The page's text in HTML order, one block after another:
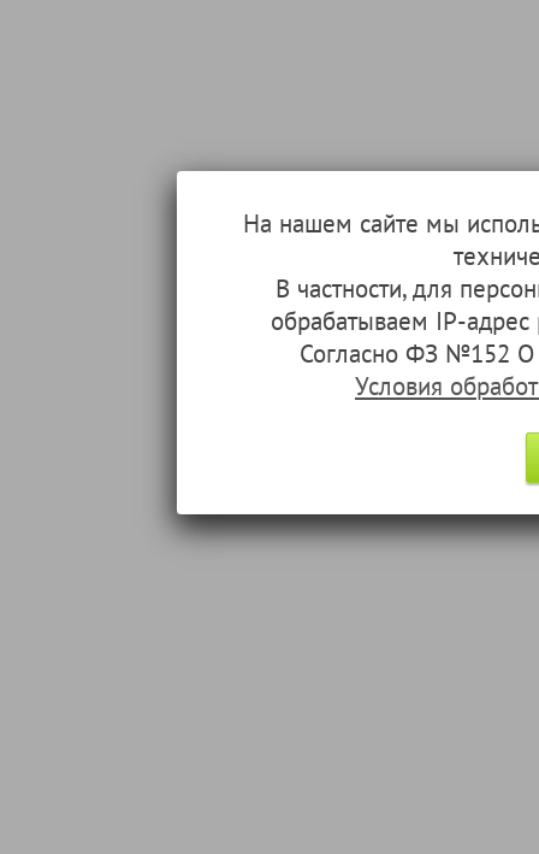
На нашем сайте мы
В частности, для
обрабатываем IP-
Согласно ФЗ №152 О
Условия